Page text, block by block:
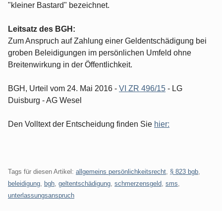
"kleiner Bastard" bezeichnet.
Leitsatz des BGH:
Zum Anspruch auf Zahlung einer Geldentschädigung bei
groben Beleidigungen im persönlichen Umfeld ohne
Breitenwirkung in der Öffentlichkeit.
BGH, Urteil vom 24. Mai 2016 - VI ZR 496/15 - LG
Duisburg - AG Wesel
Den Volltext der Entscheidung finden Sie hier:
Tags für diesen Artikel: allgemeins persönlichkeitsrecht § 823 bgb
beleidigung
bgh geltentschädigung schmerzensgeld sms
unterlassungsanspruch